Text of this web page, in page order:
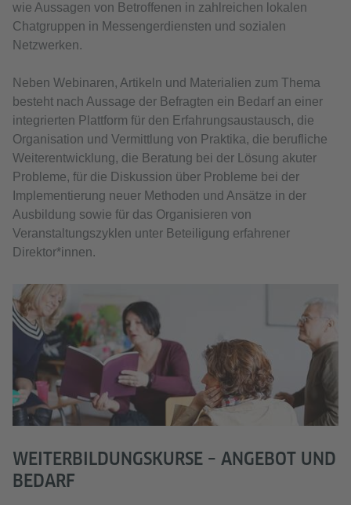
wie Aussagen von Betroffenen in zahlreichen lokalen
Chatgruppen in Messengerdiensten und sozialen
Netzwerken.
Neben Webinaren, Artikeln und Materialien zum Thema
besteht nach Aussage der Befragten ein Bedarf an einer
integrierten Plattform für den Erfahrungsaustausch, die
Organisation und Vermittlung von Praktika, die berufliche
Weiterentwicklung, die Beratung bei der Lösung akuter
Probleme, für die Diskussion über Probleme bei der
Implementierung neuer Methoden und Ansätze in der
Ausbildung sowie für das Organisieren von
Veranstaltungszyklen unter Beteiligung erfahrener
Direktor*innen.
WEITERBILDUNGSKURSE – ANGEBOT UND
BEDARF